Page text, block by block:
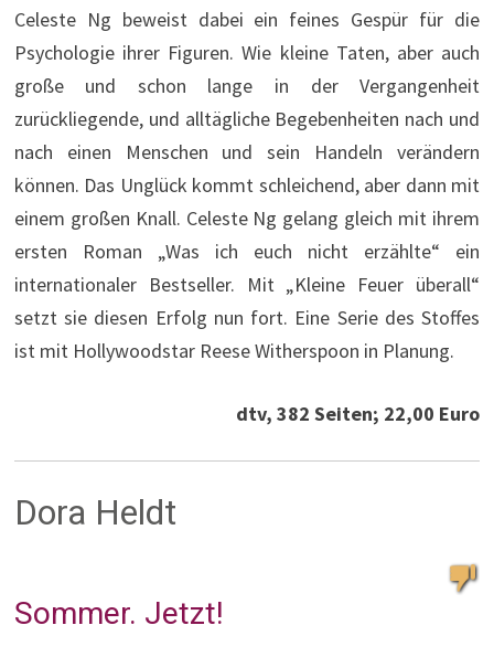
Celeste Ng beweist dabei ein feines Gespür für die
Psychologie ihrer Figuren. Wie kleine Taten, aber auch
große und schon lange in der Vergangenheit
zurückliegende, und alltägliche Begebenheiten nach und
nach einen Menschen und sein Handeln verändern
können. Das Unglück kommt schleichend, aber dann mit
einem großen Knall. Celeste Ng gelang gleich mit ihrem
ersten Roman „Was ich euch nicht erzählte“ ein
internationaler Bestseller. Mit „Kleine Feuer überall“
setzt sie diesen Erfolg nun fort. Eine Serie des Stoffes
ist mit Hollywoodstar Reese Witherspoon in Planung.
dtv, 382 Seiten; 22,00 Euro
Dora Heldt
Sommer. Jetzt!